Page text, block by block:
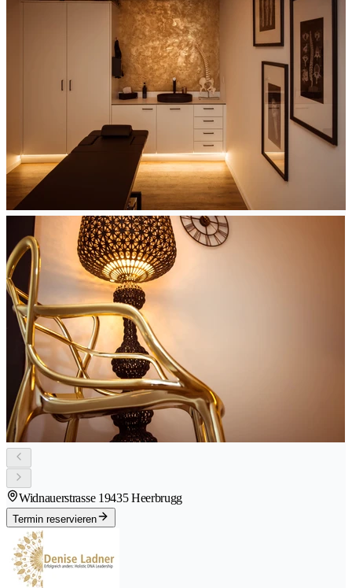
Widnauerstrasse 19435 Heerbrugg
Termin reservieren